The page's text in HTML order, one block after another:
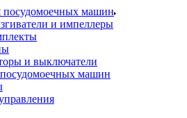
посудомоечных машин
и импеллеры
и выключатели
машин